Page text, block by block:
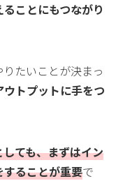
ことにもつながり
たいことが決まっ
トプットに手をつ
ても、まずはイン
ることが重要で